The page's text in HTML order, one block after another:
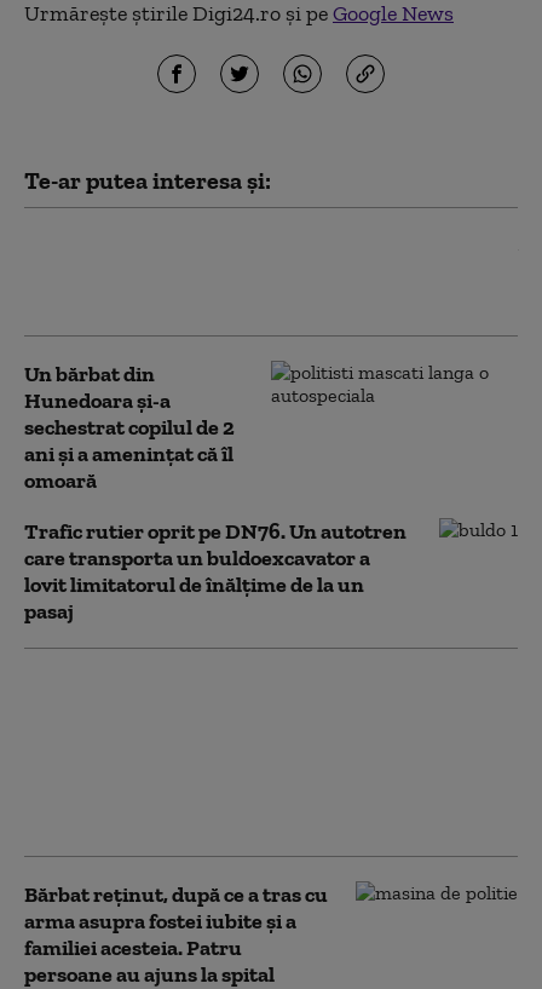
Urmărește știrile Digi24.ro și peGoogle News
Te-ar putea interesa și:
Un bărbat din
Hunedoara și-a
sechestrat copilul de 2
ani și a amenințat că îl
omoară
Trafic rutier oprit pe DN76. Un autotren
care transporta un buldoexcavator a
lovit limitatorul de înălţime de la un
pasaj
Bărbat reținut, după ce a tras cu
arma asupra fostei iubite şi a
familiei acesteia. Patru
persoane au ajuns la spital